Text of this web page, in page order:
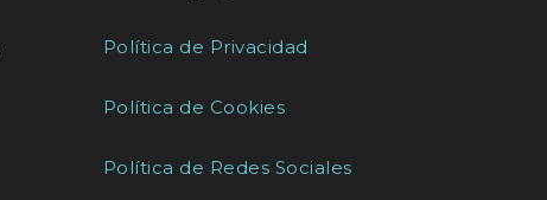
Política de Privacidad
Política de Cookies
Política de Redes Sociales